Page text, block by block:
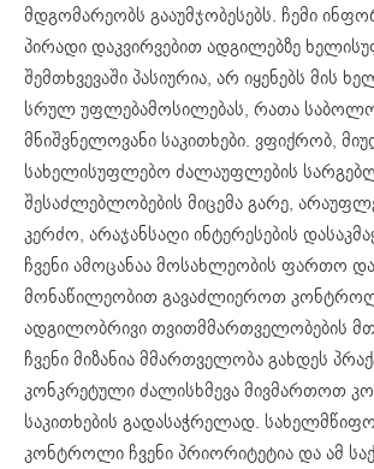
მდგომარეობს გააუმჯობესებს. ჩემი
პირადი დაკვირვებით ადგილებზე
შემთხვევაში პასიურია, არ იყენებს მის
სრულ უფლებამოსილებას, რათა
მნიშვნელოვანი საკითხები. ვფიქრობ,
სახელისუფლებო ძალაუფლების
შესაძლებლობების მიცემა გარე,
კერძო, არაჯანსაღი ინტერესების
ჩვენი ამოცანაა მოსახლეობის ფართო
მონაწილეობით გავაძლიეროთ
ადგილობრივი თვითმმართველობების
ჩვენი მიზანია მმართველობა გახდეს
კონკრეტული ძალისხმევა მივმართოთ
საკითხების გადასაჭრელად.
კონტროლი ჩვენი პრიორიტეტია და ამ